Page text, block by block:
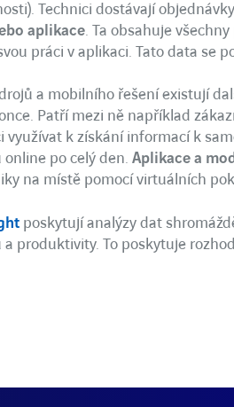
Technici dostávají
aplikace. Ta obsahuje
práci v aplikaci. Tato data se
a mobilního řešení existují
Patří mezi ně například
využívat k získání informací k
po celý den. Aplikace a
na místě pomocí virtuálních
poskytují analýzy dat
produktivity. To poskytuje